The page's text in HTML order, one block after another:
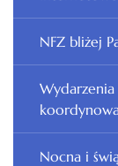
NFZ bliżej
Nocna i